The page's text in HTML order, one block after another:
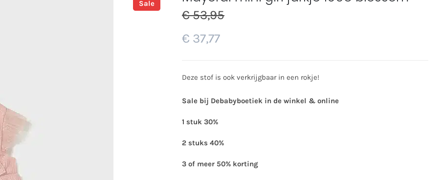
Sale
€53,95
€ 37,77
Deze stof is ook verkrijgbaar in een rokje!
Sale bij Debabyboetiek in de winkel & online
1 stuk 30%
2 stuks 40%
3 of meer 50% korting